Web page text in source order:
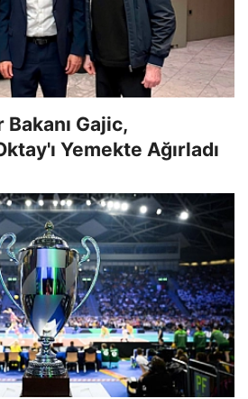
Gajic,
Yemekte Ağırladı